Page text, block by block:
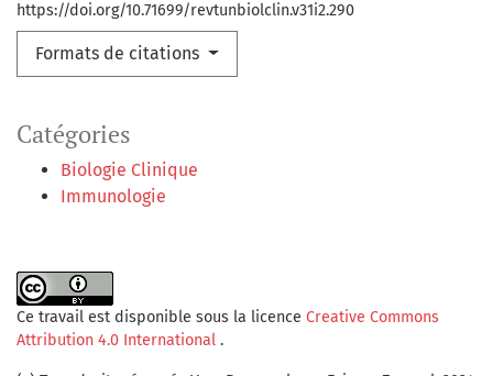
Catégories
Biologie Clinique
Immunologie
https://doi.org/10.71699/revtunbiolclin.v31i2.290
Formats de citations
Ce travail est disponible sous la licence Creative Commons
Attribution 4.0 International .